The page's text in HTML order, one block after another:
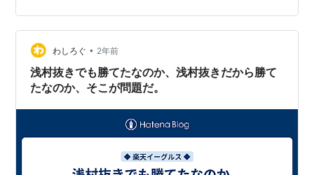
たしは完全に止めを刺されたと思いました。 こうなると
チームも勝ちパターンのゲーム展開にはできません。４
点差で終盤に入り、継投も様子見の渡辺翔太、ターリー
と来て、８回からは津留崎を回ま…
わしろぐ • 2年前
浅村抜きでも勝てたなのか、浅村抜きだから勝て
たなのか、そこが問題だ。